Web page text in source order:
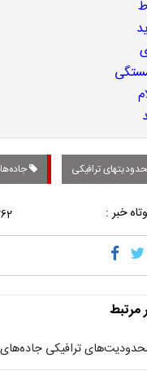
ترافیکی
خبر :
مرتبط
ترافیکی جاده‌های